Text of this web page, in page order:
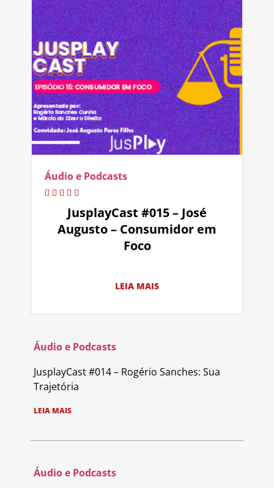
Áudio e Podcasts
JusplayCast #015 – José
Augusto – Consumidor em
Foco
LEIA MAIS
Áudio e Podcasts
JusplayCast #014 – Rogério Sanches: Sua
Trajetória
LEIA MAIS
Áudio e Podcasts